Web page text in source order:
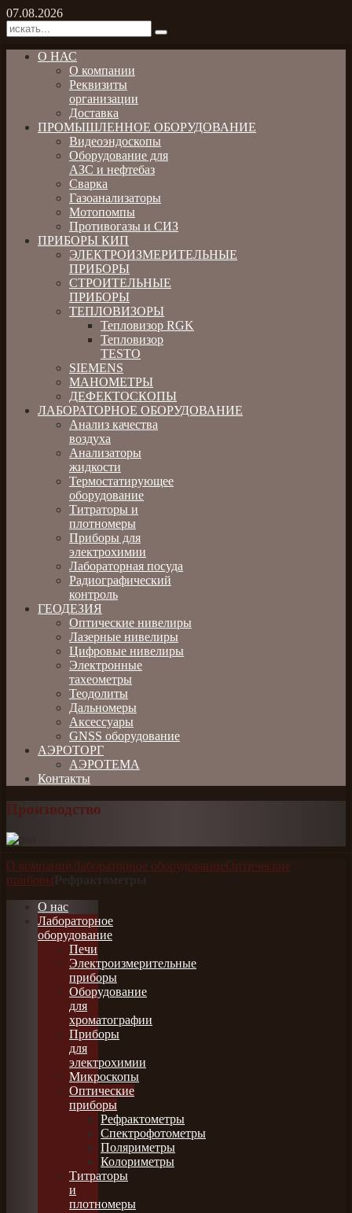
07.08.2026
О НАС
О компании
Реквизиты
организации
Доставка
ПРОМЫШЛЕННОЕ ОБОРУДОВАНИЕ
Видеоэндоскопы
Оборудование для
АЗС и нефтебаз
Сварка
Газоанализаторы
Мотопомпы
Противогазы и СИЗ
ПРИБОРЫ КИП
ЭЛЕКТРОИЗМЕРИТЕЛЬНЫЕ
ПРИБОРЫ
СТРОИТЕЛЬНЫЕ
ПРИБОРЫ
ТЕПЛОВИЗОРЫ
Тепловизор RGK
Тепловизор
TESTO
SIEMENS
МАНОМЕТРЫ
ДЕФЕКТОСКОПЫ
ЛАБОРАТОРНОЕ ОБОРУДОВАНИЕ
Анализ качества
воздуха
Анализаторы
жидкости
Термостатирующее
оборудование
Титраторы и
плотномеры
Приборы для
электрохимии
Лабораторная посуда
Радиографический
контроль
ГЕОДЕЗИЯ
Оптические нивелиры
Лазерные нивелиры
Цифровые нивелиры
Электронные
тахеометры
Теодолиты
Дальномеры
Аксессуары
GNSS оборудование
АЭРОТОРГ
АЭРОТЕМА
Контакты
Производство
О компанииЛабораторное оборудованиеОптические
приборы
О нас
Лабораторное
оборудование
Печи
Электроизмерительные
приборы
Оборудование
для
хроматографии
Приборы
для
электрохимии
Микроскопы
Оптические
приборы
Рефрактометры
Спектрофотометры
Поляриметры
Колориметры
Титраторы
и
плотномеры